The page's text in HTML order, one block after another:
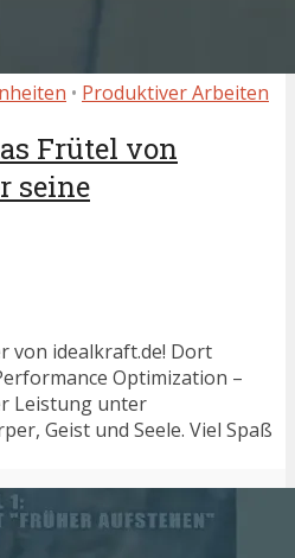
• Produktiver Arbeiten
Frütel von
seine
von idealkraft.de! Dort
Optimization –
Leistung unter
Geist und Seele. Viel Spaß